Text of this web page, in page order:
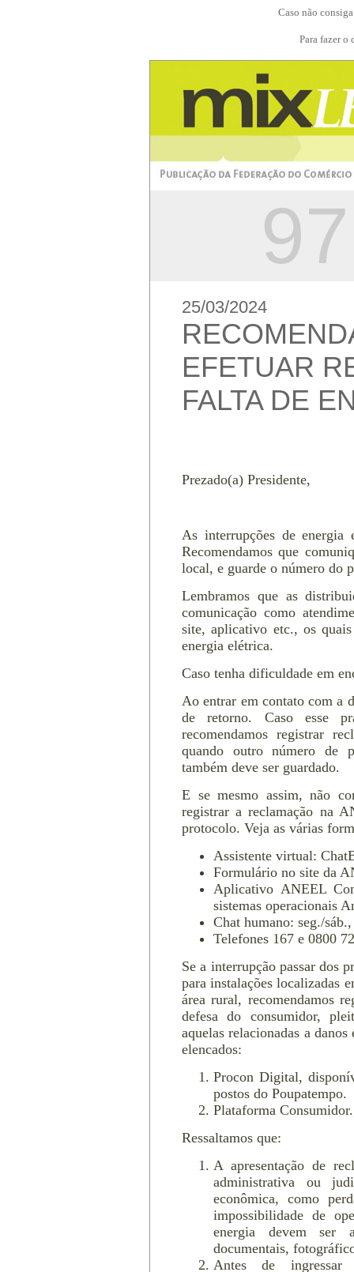
Caso não
Para fazer
25/03/2024
EFETUAR
FALTA DE
Prezado(a) Presidente,
As interrupções de energia
Recomendamos que
local, e guarde o número do
Lembramos que as
comunicação como
site, aplicativo etc., os
energia elétrica.
Caso tenha dificuldade em
Ao entrar em contato com a
de retorno. Caso esse
recomendamos registrar
quando outro número de
também deve ser guardado.
E se mesmo assim, não
registrar a reclamação na
protocolo. Veja as várias
Assistente virtual:
Formulário no site da
Aplicativo ANEEL
sistemas operacionais
Chat humano: seg./
Telefones 167 e 0800
Se a interrupção passar dos
para instalações localizadas
área rural, recomendamos
defesa do consumidor,
aquelas relacionadas a
elencados:
Procon Digital,
postos do Poupatempo.
Plataforma
Ressaltamos que:
A apresentação de
administrativa ou
econômica, como
impossibilidade de
energia devem ser
documentais,
Antes de